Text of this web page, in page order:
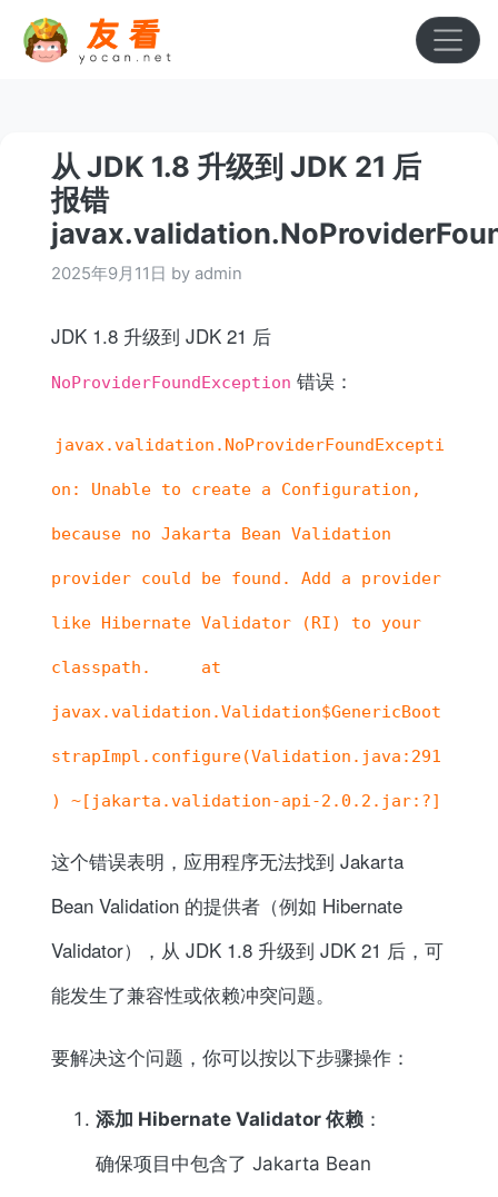
从 JDK 1.8 升级到 JDK 21 后
报错
2025年9月11日 by admin
JDK 1.8 升级到 JDK 21 后
NoProviderFoundException 错误：
javax.validation.NoProviderFoundExcepti
on: Unable to create a Configuration,
because no Jakarta Bean Validation
provider could be found. Add a provider
like Hibernate Validator (RI) to your
classpath. at
javax.validation.Validation$GenericBoot
strapImpl.configure(Validation.java:291
) ~[jakarta.validation-api-2.0.2.jar:?]
这个错误表明，应用程序无法找到 Jakarta
Bean Validation 的提供者（例如 Hibernate
Validator），从 JDK 1.8 升级到 JDK 21 后，可
能发生了兼容性或依赖冲突问题。
要解决这个问题，你可以按以下步骤操作：
添加 Hibernate Validator 依赖 ：
确保项目中包含了 Jakarta Bean